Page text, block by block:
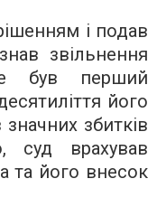
і подав
звільнення
був перший
його
збитків
суд врахував
та його внесок